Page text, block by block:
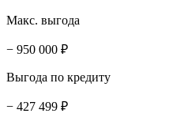
Макс. выгода
− 950 000 ₽
Выгода по кредиту
− 427 499 ₽